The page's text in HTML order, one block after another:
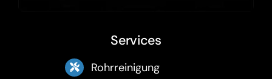
Services
Rohrreinigung